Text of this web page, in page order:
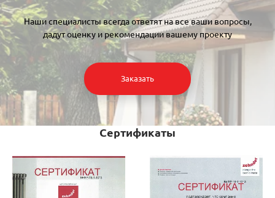
Наши специалисты всегда ответят на все ваши вопросы,
дадут оценку и рекомендации вашему проекту
Заказать
Сертификаты